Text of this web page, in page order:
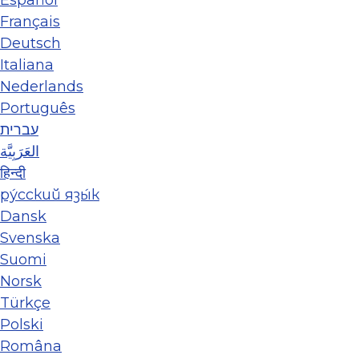
Français
Deutsch
Italiana
Nederlands
Português
עברית
العَرَبِيَّة
हिन्दी
ру́сский язы́к
Dansk
Svenska
Suomi
Norsk
Türkçe
Polski
Româna